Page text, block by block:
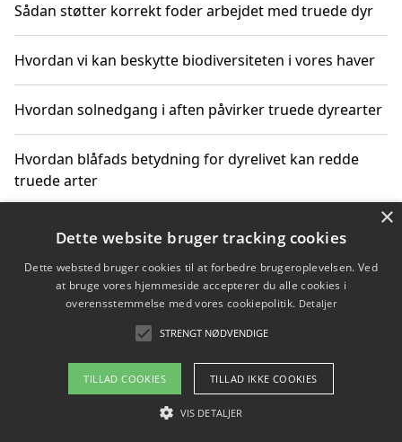
Sådan støtter korrekt foder arbejdet med truede dyr
Hvordan vi kan beskytte biodiversiteten i vores haver
Hvordan solnedgang i aften påvirker truede dyrearter
Hvordan blåfads betydning for dyrelivet kan redde
truede arter
Hvordan kan gaver til unge voksne støtte bevarelsen
Copyright 2026 - Pilanto Aps
Om / kontakt
Blog Betingelser
×
Dette website bruger tracking cookies
Dette websted bruger cookies til at forbedre brugeroplevelsen. Ved
at bruge vores hjemmeside accepterer du alle cookies i
overensstemmelse med vores cookiepolitik. Detaljer
STRENGT NØDVENDIGE
TILLAD COOKIES TILLAD IKKE COOKIES
VIS DETALJER